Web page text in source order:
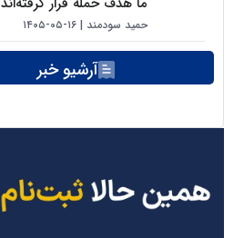
حمید سودمند ۱۶-۰۵-۱۴۰۵
آرشیو خبر